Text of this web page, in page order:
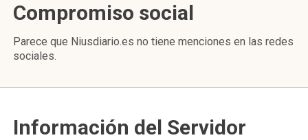
Compromiso social
Parece que Niusdiario.es no tiene menciones en las redes
sociales.
Información del Servidor